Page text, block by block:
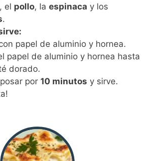
, el pollo, la espinaca y los
.
papel de aluminio y hornea.
papel de aluminio y hornea hasta
dorado.
por 10 minutos y sirve.